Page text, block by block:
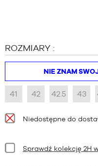
FAQ
ROZMIARY :
NIE ZNAM
41 42 42.5 43
Dostępność:Niedostępne do
Stan:
Dziewięć
Sprawdź kolekcję 2H